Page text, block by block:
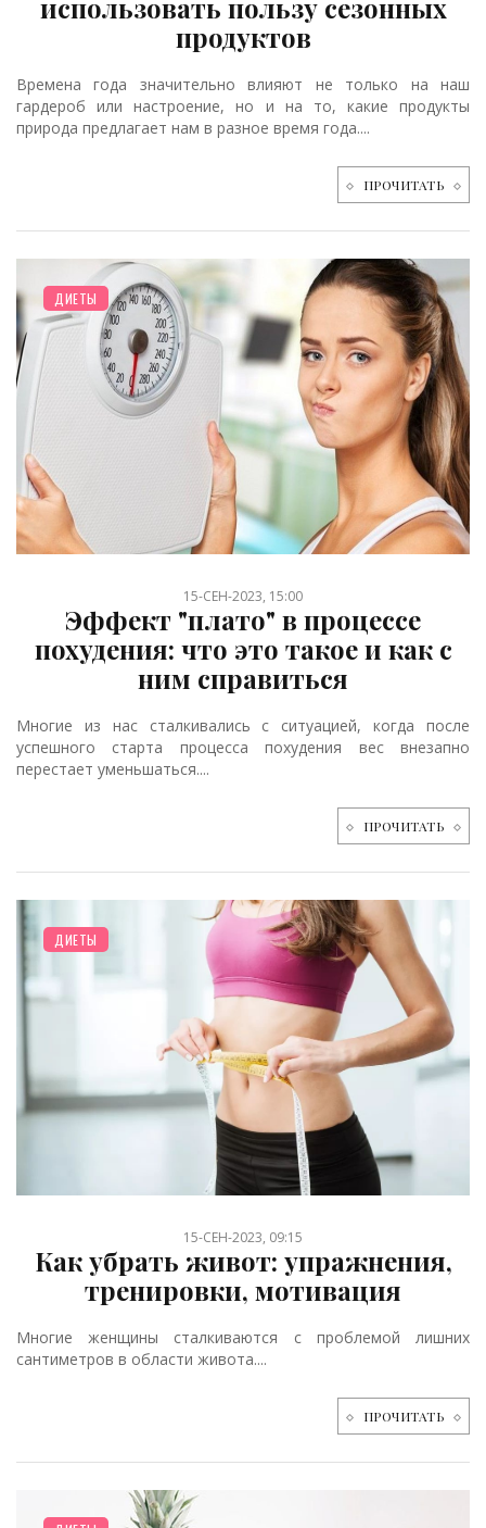
использовать пользу сезонных
продуктов
Времена года значительно влияют не только на наш
гардероб или настроение, но и на то, какие продукты
природа предлагает нам в разное время года....
ПРОЧИТАТЬ
ДИЕТЫ
15-СЕН-2023, 15:00
Эффект "плато" в процессе
похудения: что это такое и как с
ним справиться
Многие из нас сталкивались с ситуацией, когда после
успешного старта процесса похудения вес внезапно
перестает уменьшаться....
ПРОЧИТАТЬ
ДИЕТЫ
15-СЕН-2023, 09:15
Как убрать живот: упражнения,
тренировки, мотивация
Многие женщины сталкиваются с проблемой лишних
сантиметров в области живота....
ПРОЧИТАТЬ